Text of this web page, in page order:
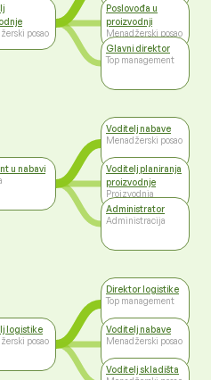
posao
u nabavi
logistike
posao
Poslovođa u
proizvodnji
Menadžerski posao
Glavni direktor
Top management
Voditelj nabave
Menadžerski posao
Voditelj planiranja
proizvodnje
Proizvodnja
Administrator
Administracija
Direktor logistike
Top management
Voditelj nabave
Menadžerski posao
Voditelj skladišta